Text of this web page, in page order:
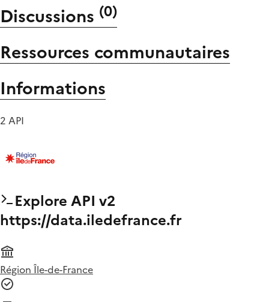
Discussions (0)
Ressources communautaires
Informations
2 API
Explore API v2
https://data.iledefrance.fr
Région Île-de-France